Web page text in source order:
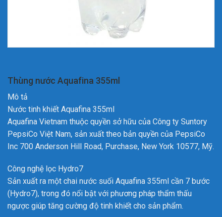
Thùng nước Aquafina 355ml
Mô tả
Nước tinh khiết Aquafina 355ml
Aquafina Vietnam thuộc quyền sở hữu của Công ty Suntory
PepsiCo Việt Nam, sản xuất theo bản quyền của PepsiCo
Inc 700 Anderson Hill Road, Purchase, New York 10577, Mỹ.
Công nghệ lọc Hydro7
Sản xuất ra một chai nước suối Aquafina 355ml cần 7 bước
(Hydro7), trong đó nổi bật với phương pháp thẩm thấu
ngược giúp tăng cường độ tinh khiết cho sản phẩm.